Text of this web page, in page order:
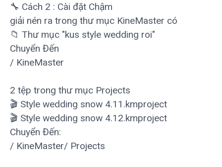
🔧 Cách 2 : Cài đặt Chậm
giải nén ra trong thư mục KineMaster có
📁 Thư mục "kus style wedding roi"
Chuyển Đến
/ KineMaster
2 tệp trong thư mục Projects
🎬 Style wedding snow 4.11.kmproject
🎬 Style wedding snow 4.12.kmproject
Chuyển Đến:
/ KineMaster/ Projects